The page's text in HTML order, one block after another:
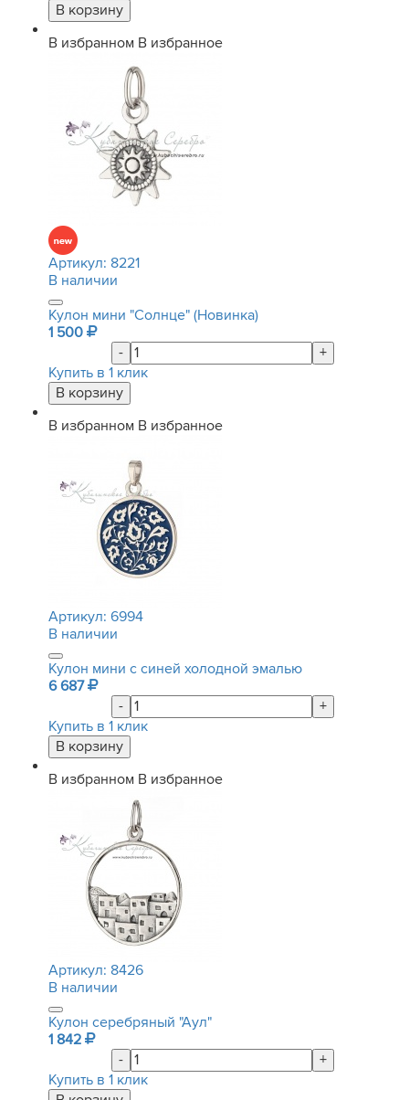
В избранном В избранное
Артикул: 8221
В наличии
Кулон мини "Солнце" (Новинка)
1 500
-
+
Купить в 1 клик
В избранном В избранное
Артикул: 6994
В наличии
Кулон мини с синей холодной эмалью
6 687
-
+
Купить в 1 клик
В избранном В избранное
Артикул: 8426
В наличии
Кулон серебряный "Аул"
1 842
-
+
Купить в 1 клик